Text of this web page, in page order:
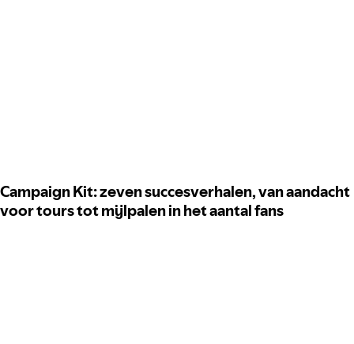
Campaign Kit: zeven succesverhalen, van aandacht
voor tours tot mijlpalen in het aantal fans